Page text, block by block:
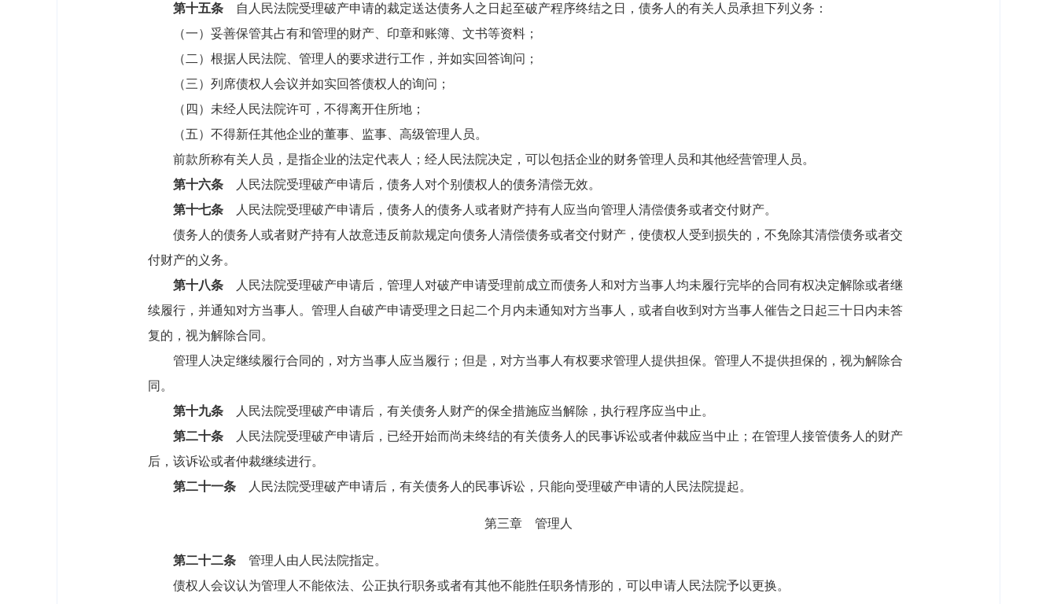
第十五条 自人民法院受理破产申请的裁定送达债务人之日起至破产程序终结之日，债务人的有关人员承担下列义务：
（一）妥善保管其占有和管理的财产、印章和账簿、文书等资料；
（二）根据人民法院、管理人的要求进行工作，并如实回答询问；
（三）列席债权人会议并如实回答债权人的询问；
（四）未经人民法院许可，不得离开住所地；
（五）不得新任其他企业的董事、监事、高级管理人员。
前款所称有关人员，是指企业的法定代表人；经人民法院决定，可以包括企业的财务管理人员和其他经营管理人员。
第十六条 人民法院受理破产申请后，债务人对个别债权人的债务清偿无效。
第十七条 人民法院受理破产申请后，债务人的债务人或者财产持有人应当向管理人清偿债务或者交付财产。
债务人的债务人或者财产持有人故意违反前款规定向债务人清偿债务或者交付财产，使债权人受到损失的，不免除其清偿债务或者交
付财产的义务。
第十八条 人民法院受理破产申请后，管理人对破产申请受理前成立而债务人和对方当事人均未履行完毕的合同有权决定解除或者继
续履行，并通知对方当事人。管理人自破产申请受理之日起二个月内未通知对方当事人，或者自收到对方当事人催告之日起三十日内未答
复的，视为解除合同。
管理人决定继续履行合同的，对方当事人应当履行；但是，对方当事人有权要求管理人提供担保。管理人不提供担保的，视为解除合
同。
第十九条 人民法院受理破产申请后，有关债务人财产的保全措施应当解除，执行程序应当中止。
第二十条 人民法院受理破产申请后，已经开始而尚未终结的有关债务人的民事诉讼或者仲裁应当中止；在管理人接管债务人的财产
后，该诉讼或者仲裁继续进行。
第二十一条 人民法院受理破产申请后，有关债务人的民事诉讼，只能向受理破产申请的人民法院提起。
第三章 管理人
第二十二条 管理人由人民法院指定。
债权人会议认为管理人不能依法、公正执行职务或者有其他不能胜任职务情形的，可以申请人民法院予以更换。